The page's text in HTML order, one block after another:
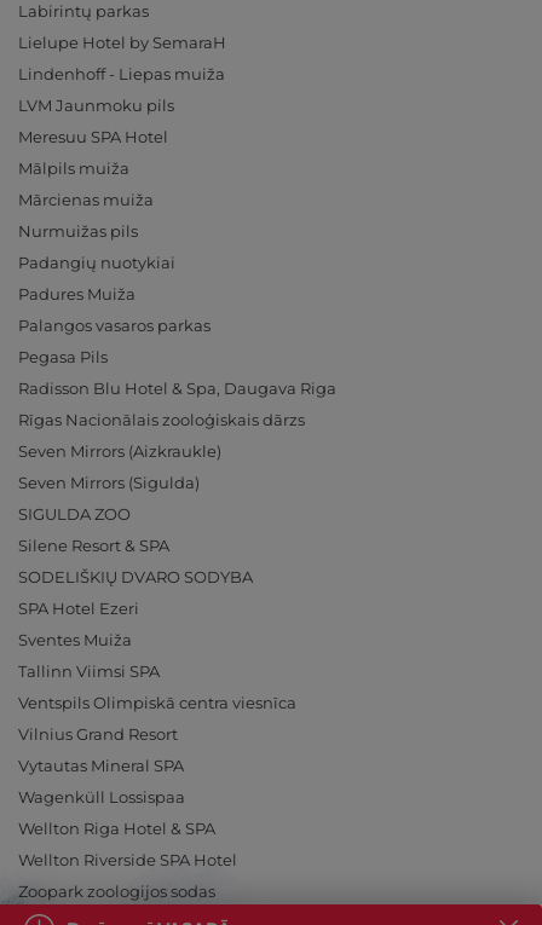
Labirintų parkas
Lielupe Hotel by SemaraH
Lindenhoff - Liepas muiža
LVM Jaunmoku pils
Meresuu SPA Hotel
Mālpils muiža
Mārcienas muiža
Nurmuižas pils
Padangių nuotykiai
Padures Muiža
Palangos vasaros parkas
Pegasa Pils
Radisson Blu Hotel & Spa, Daugava Riga
Rīgas Nacionālais zooloģiskais dārzs
Seven Mirrors (Aizkraukle)
Seven Mirrors (Sigulda)
SIGULDA ZOO
Silene Resort & SPA
SODELIŠKIŲ DVARO SODYBA
SPA Hotel Ezeri
Sventes Muiža
Tallinn Viimsi SPA
Ventspils Olimpiskā centra viesnīca
Vilnius Grand Resort
Vytautas Mineral SPA
Wagenküll Lossispaa
Wellton Riga Hotel & SPA
Wellton Riverside SPA Hotel
Zoopark zoologijos sodas